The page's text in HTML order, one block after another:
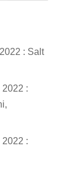
: Salt
:
2022 :